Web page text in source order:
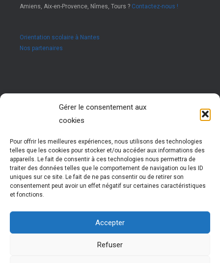
Gérer le consentement aux
cookies
Pour offrir les meilleures expériences, nous utilisons des technologies
telles que les cookies pour stocker et/ou accéder aux informations des
appareils. Le fait de consentir à ces technologies nous permettra de
traiter des données telles que le comportement de navigation ou les ID
uniques sur ce site. Le fait de ne pas consentir ou de retirer son
consentement peut avoir un effet négatif sur certaines caractéristiques
et fonctions.
Accepter
Refuser
Amiens, Aix-en-Provence, Nîmes, Tours ? Contactez-nous !
Orientation scolaire à Nantes
Nos partenaires
Rejoignez nous !
Vous êtes passionné par les ressources humaines ?
dans leur réussite ?
Rejoignez notre réseau !
Nous vous formons pour vous permettre d’exercer cette
activité très enrichissante
Vous évoluez et participez à la vie d’un réseau
national dynamique